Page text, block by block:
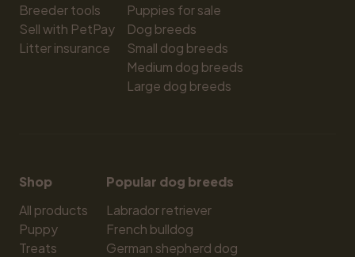
Breeder tools
Sell with PetPay
Litter insurance
Puppies for sale
Dog breeds
Small dog breeds
Medium dog breeds
Large dog breeds
Shop
All products
Puppy
Treats
Popular dog breeds
Labrador retriever
French bulldog
German shepherd dog